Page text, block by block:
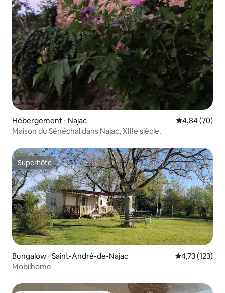
Hébergement ⋅ Najac Évaluation
4,84 (70)
Maison du Sénéchal dans Najac, XIIIe siècle.
Superhôte
Superhôte
Bungalow ⋅ Saint-André-de-Najac Évaluation
4,73 (123)
Mobilhome